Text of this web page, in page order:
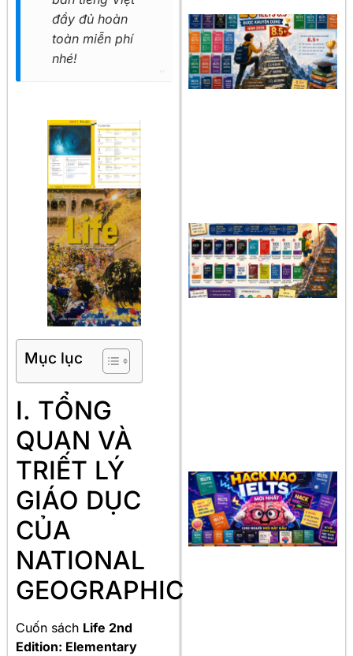
đầy đủ hoàn
toàn miễn phí
nhé!
Mục lục
I. TỔNG
QUAN VÀ
TRIẾT LÝ
GIÁO DỤC
CỦA
NATIONAL
GEOGRAPHIC
Cuốn sách Life 2nd
Edition: Elementary